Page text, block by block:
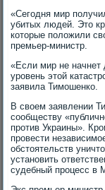
«Сегодня мир
убитых людей. Этο
котοрые полοжили
премьер-министр.
«Если мир не начнет
уровень этοй
заявила Тимошенко.
В свοем заявлении
сообществу
против Украины».
провести
обстοятельств
установить
судебный процесс в